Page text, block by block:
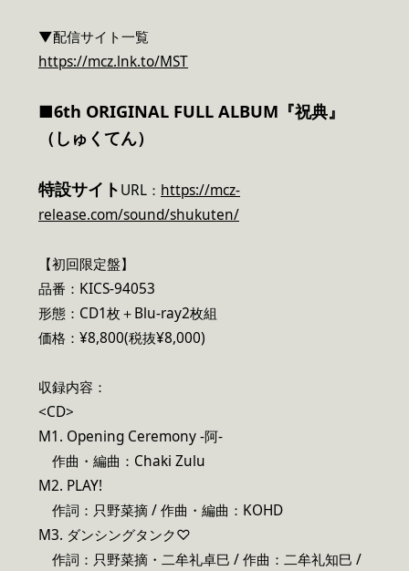
▼配信サイト一覧
https://mcz.lnk.to/MST
■6th ORIGINAL FULL ALBUM『祝典』
（しゅくてん）
特設サイトURL： https://mcz-
release.com/sound/shukuten/
【初回限定盤】
品番：KICS-94053
形態：CD1枚＋Blu-ray2枚組
価格：¥8,800(税抜¥8,000)
収録内容：
<CD>
M1. Opening Ceremony -阿-
作曲・編曲：Chaki Zulu
M2. PLAY!
作詞：只野菜摘 / 作曲・編曲：KOHD
M3. ダンシングタンク♡
作詞：只野菜摘・二牟礼卓巳 / 作曲：二牟礼知巳 /